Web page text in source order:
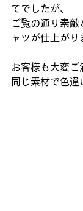
てでしたが、
ご覧の通り素
ャツが仕上がり
お客様も大変ご
同じ素材で色違